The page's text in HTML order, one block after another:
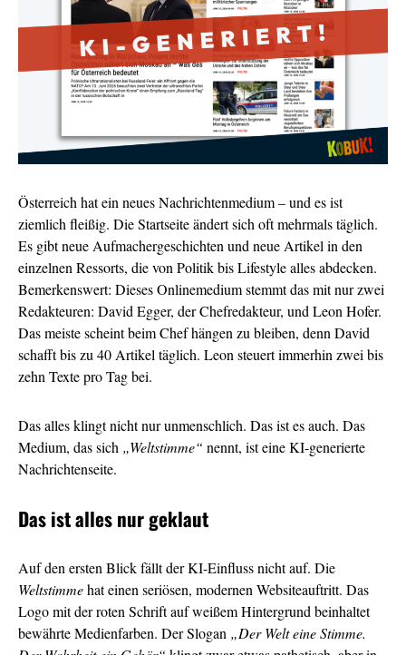
Österreich hat ein neues Nachrichtenmedium – und es ist
ziemlich fleißig. Die Startseite ändert sich oft mehrmals täglich.
Es gibt neue Aufmachergeschichten und neue Artikel in den
einzelnen Ressorts, die von Politik bis Lifestyle alles abdecken.
Bemerkenswert: Dieses Onlinemedium stemmt das mit nur zwei
Redakteuren: David Egger, der Chefredakteur, und Leon Hofer.
Das meiste scheint beim Chef hängen zu bleiben, denn David
schafft bis zu 40 Artikel täglich. Leon steuert immerhin zwei bis
zehn Texte pro Tag bei.
Das alles klingt nicht nur unmenschlich. Das ist es auch. Das
Medium, das sich „Weltstimme“ nennt, ist eine KI-generierte
Nachrichtenseite.
Das ist alles nur geklaut
Auf den ersten Blick fällt der KI-Einfluss nicht auf. Die
Weltstimmehat einen seriösen, modernen Websiteauftritt. Das
Logo mit der roten Schrift auf weißem Hintergrund beinhaltet
bewährte Medienfarben. Der Slogan „Der Welt eine Stimme.